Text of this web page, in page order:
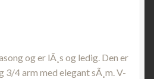
og er lÃ¸s og ledig. Den er
3/4 arm med elegant sÃ¸m. V-